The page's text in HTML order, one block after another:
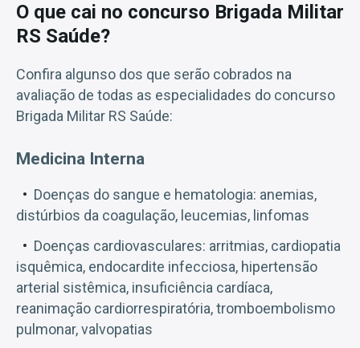
O que cai no concurso Brigada Militar
RS Saúde?
Confira algunso dos que serão cobrados na
avaliação de todas as especialidades do concurso
Brigada Militar RS Saúde:
Medicina Interna
Doenças do sangue e hematologia: anemias,
distúrbios da coagulação, leucemias, linfomas
Doenças cardiovasculares: arritmias, cardiopatia
isquêmica, endocardite infecciosa, hipertensão
arterial sistêmica, insuficiência cardíaca,
reanimação cardiorrespiratória, tromboembolismo
pulmonar, valvopatias